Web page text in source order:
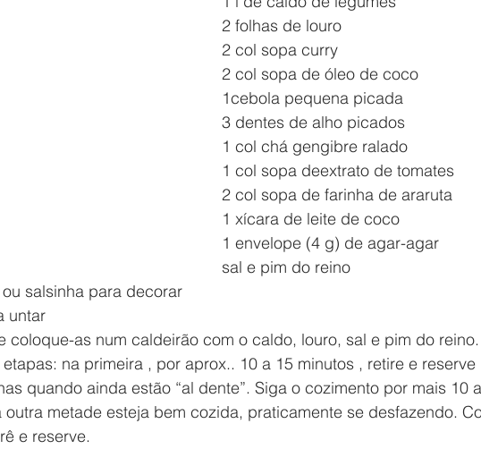
2 folhas de louro
2 col sopa curry
2 col sopa de óleo de coco
1cebola pequena picada
3 dentes de alho picados
1 col chá gengibre ralado
1 col sopa deextrato de tomates
2 col sopa de farinha de araruta
1 xícara de leite de coco
1 envelope (4 g) de agar-agar
sal e pim do reino
salsinha para decorar
untar
coloque-as num caldeirão com o caldo, louro, sal e pim do reino.
na primeira , por aprox.. 10 a 15 minutos , retire e reserve
quando ainda estão “al dente”. Siga o cozimento por mais 10
outra metade esteja bem cozida, praticamente se desfazendo.
e reserve.